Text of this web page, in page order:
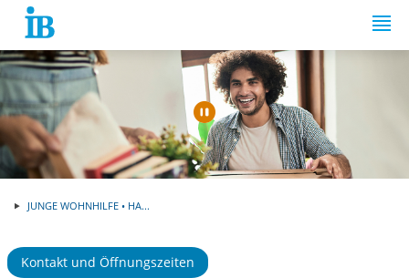
Springe zum Inhalt
Automatische
JUNGE WOHNHILFE • HA...
Kontakt und Öffnungszeiten